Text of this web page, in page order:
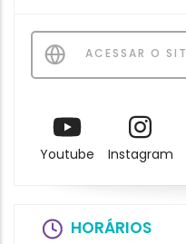
ACESSAR O
Youtube Instagram
HORÁRIOS